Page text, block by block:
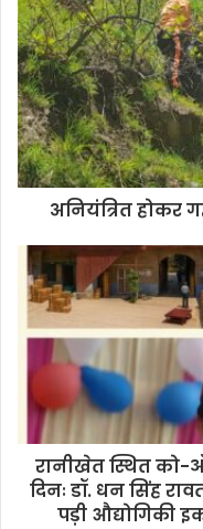
अनियंत्रित होकर
रानीखेत स्थित को-
दिनः डॉ. धन सिंह
पड़ी औद्योगिकी